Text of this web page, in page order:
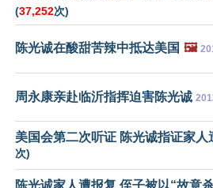
(37,252次)
陈光诚在酸甜苦辣中抵达美国 🖼️
周永康亲赴临沂指挥迫害陈光诚
美国会第二次听证 陈光诚指证家人
次)
陈光诚家人遭报复 侄子被以“故意